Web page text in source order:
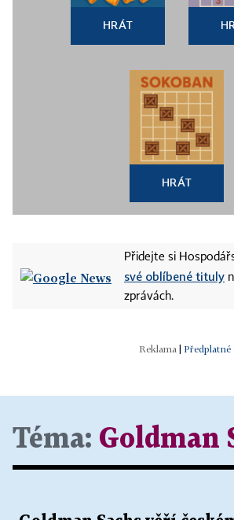
HRÁT
HRÁT
Přidejte si
své oblíbené tituly
zprávách.
Předplatné
Téma: Goldman